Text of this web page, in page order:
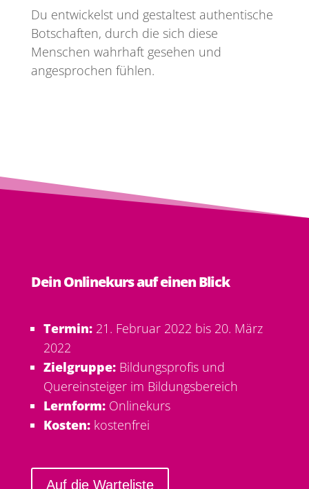
Du entwickelst und gestaltest authentische
Botschaften, durch die sich diese
Menschen wahrhaft gesehen und
angesprochen fühlen.
Dein Onlinekurs auf einen Blick
Termin: 21. Februar 2022 bis 20. März
2022
Zielgruppe:Bildungsprofis und
Quereinsteiger im Bildungsbereich
Lernform:Onlinekurs
Kosten:kostenfrei
Auf die Warteliste